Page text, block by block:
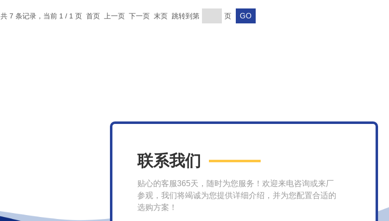
共 7 条记录，当前 1 / 1 页 首页 上一页 下一页 末页 跳转到第 页
联系我们
贴心的客服365天，随时为您服务！欢迎来电咨询或来厂
参观，我们将竭诚为您提供详细介绍，并为您配置合适的
选购方案！